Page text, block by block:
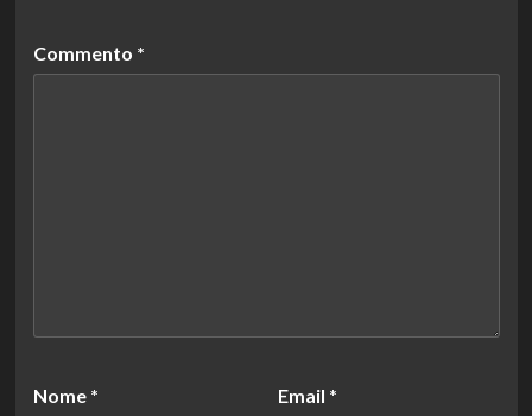
Commento *
Nome * Email *